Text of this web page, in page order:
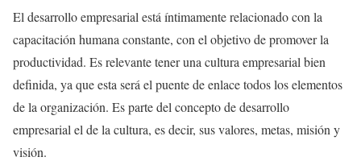
El desarrollo empresarial está íntimamente relacionado con la
capacitación humana constante, con el objetivo de promover la
productividad. Es relevante tener una cultura empresarial bien
definida, ya que esta será el puente de enlace todos los elementos
de la organización. Es parte del concepto de desarrollo
empresarial el de la cultura, es decir, sus valores, metas, misión y
visión.